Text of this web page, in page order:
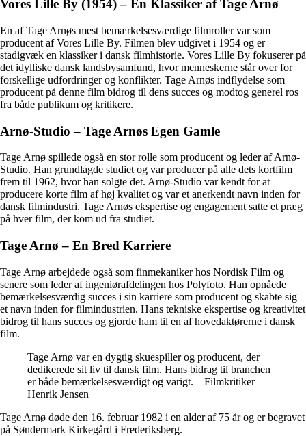
Vores Lille By (1954) – En Klassiker af Tage Arnø
En af Tage Arnøs mest bemærkelsesværdige filmroller var som
producent af Vores Lille By. Filmen blev udgivet i 1954 og er
stadigvæk en klassiker i dansk filmhistorie. Vores Lille By fokuserer på
det idylliske dansk landsbysamfund, hvor menneskerne står over for
forskellige udfordringer og konflikter. Tage Arnøs indflydelse som
producent på denne film bidrog til dens succes og modtog generel ros
fra både publikum og kritikere.
Arnø-Studio – Tage Arnøs Egen Gamle
Tage Arnø spillede også en stor rolle som producent og leder af Arnø-
Studio. Han grundlagde studiet og var producer på alle dets kortfilm
frem til 1962, hvor han solgte det. Arnø-Studio var kendt for at
producere korte film af høj kvalitet og var et anerkendt navn inden for
dansk filmindustri. Tage Arnøs ekspertise og engagement satte et præg
på hver film, der kom ud fra studiet.
Tage Arnø – En Bred Karriere
Tage Arnø arbejdede også som finmekaniker hos Nordisk Film og
senere som leder af ingeniørafdelingen hos Polyfoto. Han opnåede
bemærkelsesværdig succes i sin karriere som producent og skabte sig
et navn inden for filmindustrien. Hans tekniske ekspertise og kreativitet
bidrog til hans succes og gjorde ham til en af hovedaktørerne i dansk
film.
Tage Arnø var en dygtig skuespiller og producent, der
dedikerede sit liv til dansk film. Hans bidrag til branchen
er både bemærkelsesværdigt og varigt. – Filmkritiker
Henrik Jensen
Tage Arnø døde den 16. februar 1982 i en alder af 75 år og er begravet
på Søndermark Kirkegård i Frederiksberg.